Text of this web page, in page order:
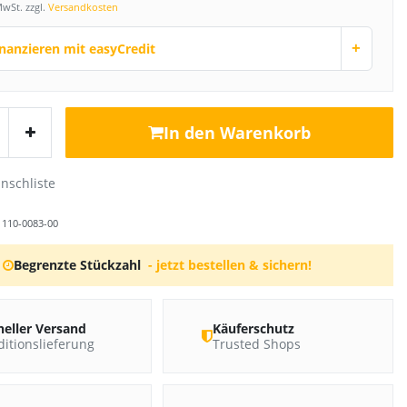
zzgl.Versandkosten
mit easyCredit +
In den Warenkorb
110-0083-00
Begrenzte Stückzahl - jetzt bestellen & sichern!
Versand
Käuferschutz
Trusted Shops